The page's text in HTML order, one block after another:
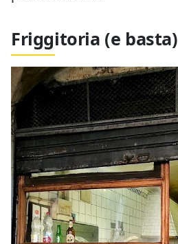
Friggitoria (e basta)